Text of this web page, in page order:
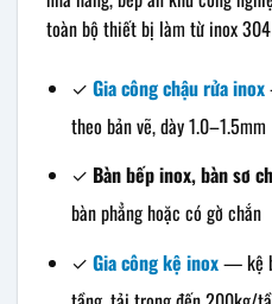
toàn bộ thiết bị làm từ inox
✓ Gia công chậu rửa inox
theo bản vẽ, dày 1.0–1.5mm
✓ Bàn bếp inox, bàn sơ
bàn phẳng hoặc có gờ chắn
✓ Gia công kệ inox— kệ